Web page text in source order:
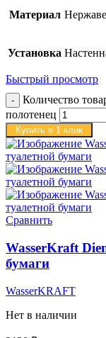
Материал
Установка
Быстрый просмотр
Количество
полотенец
Купить в 1 клик
Сравнить
WasserKraft
бумаги
WasserKRAFT
Нет в наличии